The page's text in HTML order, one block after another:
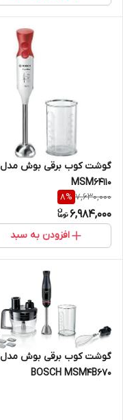
گوشت کوب برقی بوش مدل
MSM64110
7,630,000
8%
6,984,000
افزودن به سبد
گوشت کوب برقی بوش مدل
BOSCH MSM4B670